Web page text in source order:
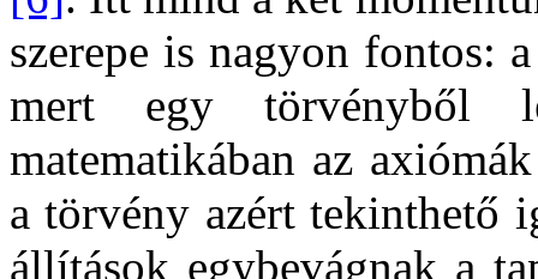
szerepe is nagyon fontos:
mert egy törvényből
matematikában az
a törvény azért tekinthető
állítások egybevágnak a